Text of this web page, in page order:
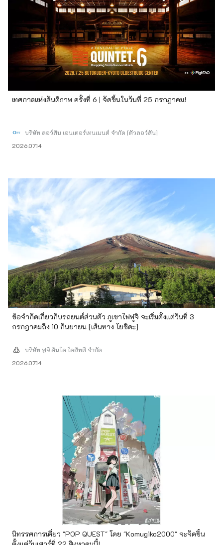
เทศกาลแห่งสันติภาพ ครั้งที่ 6 | จัดขึ้นในวันที่ 25 กรกฎาคม!
บริษัท ลอว์สัน เอนเตอร์เทนเมนต์ จำกัด [ตั๋วลอว์สัน]
2026.07.14
ข้อจำกัดเกี่ยวกับรถยนต์ส่วนตัว ภูเขาไฟฟูจิ จะเริ่มตั้งแต่วันที่ 3
กรกฎาคมถึง 10 กันยายน [เส้นทาง โยชิดะ]
บริษัท ฟูจิ คันโค ไคฮัทสึ จำกัด
2026.07.14
นิทรรศการเดี่ยว "POP QUEST" โดย "Komugiko2000" จะจัดขึ้น